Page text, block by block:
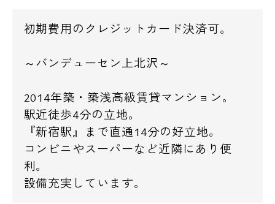
初期費用のクレジットカード決済可。
～バンデューセン上北沢～
2014年築・築浅高級賃貸マンション。
駅近徒歩4分の立地。
『新宿駅』まで直通14分の好立地。
コンビニやスーパーなど近隣にあり便
利。
設備充実しています。